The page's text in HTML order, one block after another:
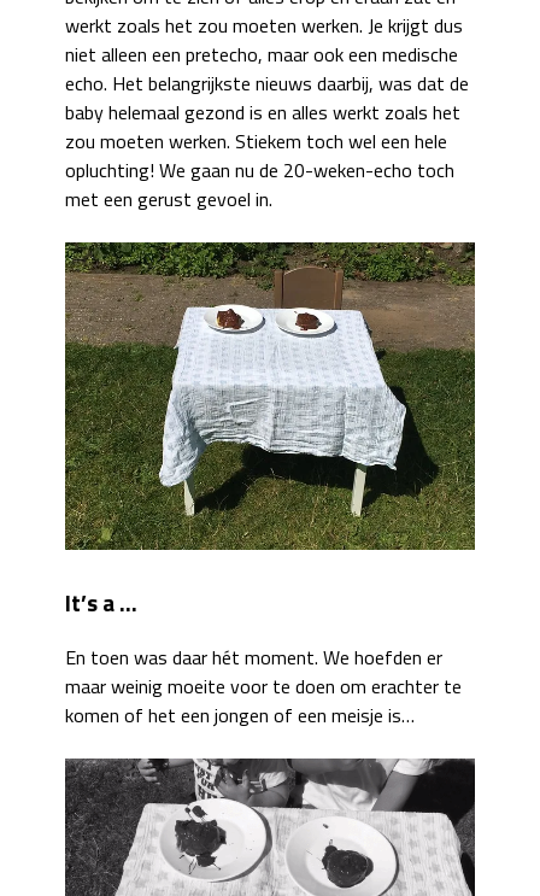
werkt zoals het zou moeten werken. Je krijgt dus
niet alleen een pretecho, maar ook een medische
echo. Het belangrijkste nieuws daarbij, was dat de
baby helemaal gezond is en alles werkt zoals het
zou moeten werken. Stiekem toch wel een hele
opluchting! We gaan nu de 20-weken-echo toch
met een gerust gevoel in.
It’s a …
En toen was daar hét moment. We hoefden er
maar weinig moeite voor te doen om erachter te
komen of het een jongen of een meisje is…